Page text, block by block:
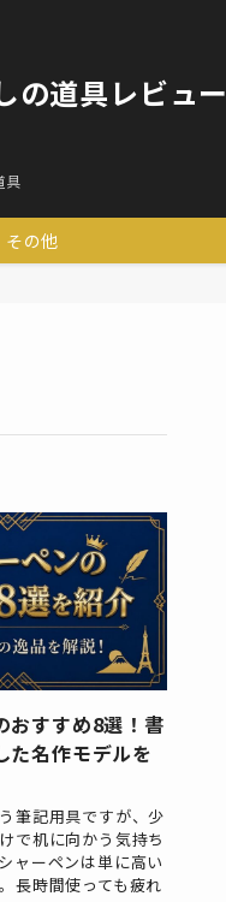
の道具レビュー
具
その他
おすすめ8選！書
た名作モデルを
筆記用具ですが、少
で机に向かう気持ち
ャーペンは単に高い
長時間使っても疲れ